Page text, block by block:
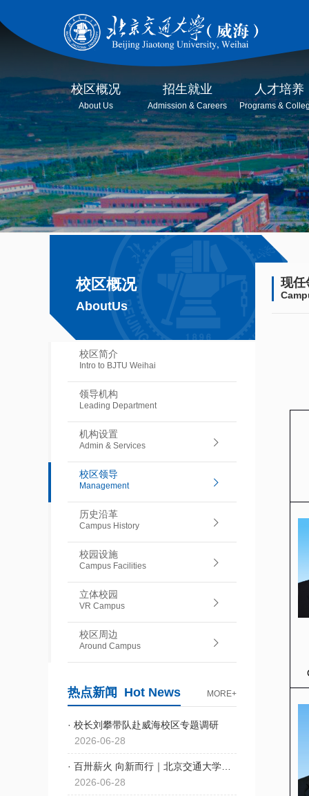
校区概况
About Us
招生就业
Admission & Careers
人才培养
Programs &
校区概况
AboutUs
校区简介
Intro to BJTU Weihai
领导机构
Leading Department
机构设置
Admin & Services
校区领导
Management
历史沿革
Campus History
校园设施
Campus Facilities
立体校园
VR Campus
校区周边
Around Campus
热点新闻 Hot News MORE+
· 校长刘攀带队赴威海校区专题调研
2026-06-28
2026-06-28
现任